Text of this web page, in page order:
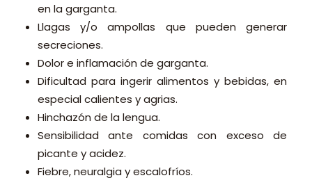
en la garganta.
Llagas y/o ampollas que pueden generar
secreciones.
Dolor e inflamación de garganta.
Dificultad para ingerir alimentos y bebidas, en
especial calientes y agrias.
Hinchazón de la lengua.
Sensibilidad ante comidas con exceso de
picante y acidez.
Fiebre, neuralgia y escalofríos.